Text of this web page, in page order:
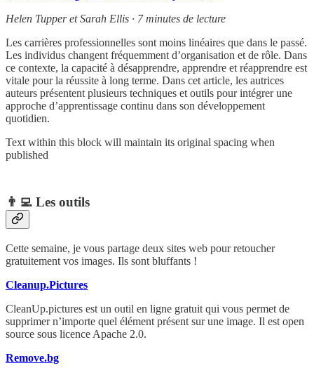
Helen Tupper et Sarah Ellis · 7 minutes de lecture
Les carrières professionnelles sont moins linéaires que dans le passé.
Les individus changent fréquemment d’organisation et de rôle. Dans
ce contexte, la capacité à désapprendre, apprendre et réapprendre est
vitale pour la réussite à long terme. Dans cet article, les autrices
auteurs présentent plusieurs techniques et outils pour intégrer une
approche d’apprentissage continu dans son développement
quotidien.
Text within this block will maintain its original spacing when
published
👨‍💻 Les outils
Cette semaine, je vous partage deux sites web pour retoucher
gratuitement vos images. Ils sont bluffants !
Cleanup.Pictures
CleanUp.pictures est un outil en ligne gratuit qui vous permet de
supprimer n’importe quel élément présent sur une image. Il est open
source sous licence Apache 2.0.
Remove.bg